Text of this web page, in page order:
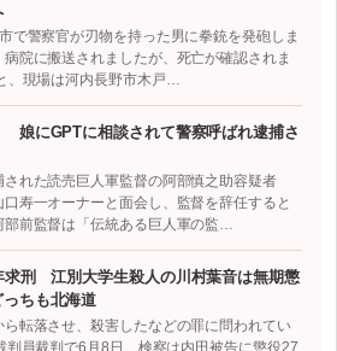
で警察官が刃物を持った男に拳銃を発砲しま
院に搬送されましたが、死亡が確認されま
現場は河内長野市木戸…
娘にGPTに相談されて警察呼ばれ逮捕さ
れた読売巨人軍監督の阿部慎之助容疑者
口寿一オーナーと面会し、監督を辞任すると
部前監督は「伝統ある巨人軍の監…
求刑 江別大学生殺人の川村葉音は無期懲
ちも北海道
転落させ、殺害したなどの罪に問われてい